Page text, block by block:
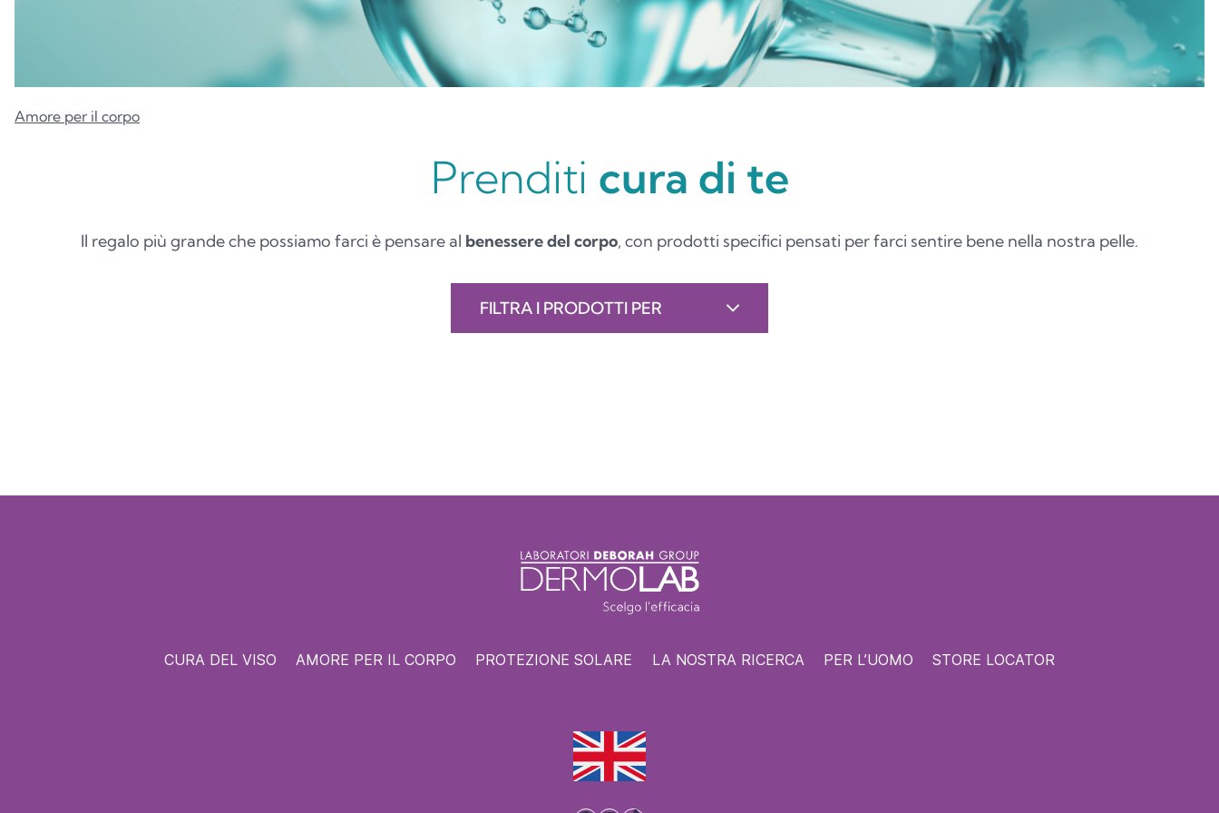
Amore per il corpo
Prenditi cura di te
Il regalo più grande che possiamo farci è pensare al benessere del corpo, con prodotti specifici pensati per farci sentire bene nella nostra pelle.
FILTRA I PRODOTTI PER
CURA DEL VISO AMORE PER IL CORPO PROTEZIONE SOLARE LA NOSTRA RICERCA PER L’UOMO STORE LOCATOR